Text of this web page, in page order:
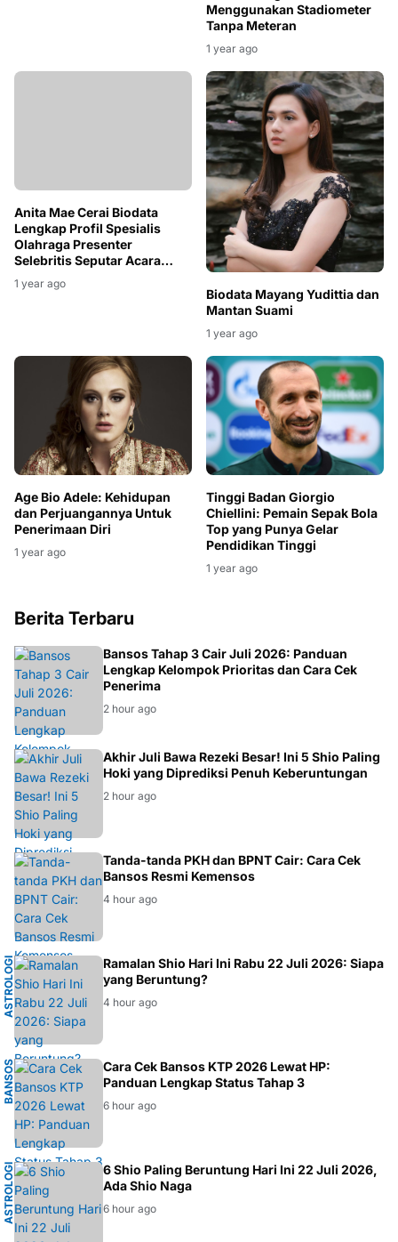
Menggunakan Stadiometer
Tanpa Meteran
1 year ago
Anita Mae Cerai Biodata
Lengkap Profil Spesialis
Olahraga Presenter
Selebritis Seputar Acara
Pembawa Artis
1 year ago
Biodata Mayang Yudittia dan
Mantan Suami
1 year ago
Age Bio Adele: Kehidupan
dan Perjuangannya Untuk
Penerimaan Diri
1 year ago
Tinggi Badan Giorgio
Chiellini: Pemain Sepak Bola
Top yang Punya Gelar
Pendidikan Tinggi
1 year ago
Berita Terbaru
BANSOS
Bansos Tahap 3 Cair Juli 2026: Panduan
Lengkap Kelompok Prioritas dan Cara Cek
Penerima
2 hour ago
ASTROLOGI
Akhir Juli Bawa Rezeki Besar! Ini 5 Shio Paling
Hoki yang Diprediksi Penuh Keberuntungan
2 hour ago
BANSOS
Tanda-tanda PKH dan BPNT Cair: Cara Cek
Bansos Resmi Kemensos
4 hour ago
A
S
T
R
O
L
O
G
I
T
I
O
N
G
H
OA
Ramalan Shio Hari Ini Rabu 22 Juli 2026: Siapa
yang Beruntung?
4 hour ago
B
A
NS
O
S
2
0
26
Cara Cek Bansos KTP 2026 Lewat HP:
Panduan Lengkap Status Tahap 3
6 hour ago
A
S
T
R
O
L
OG
I
T
I
O
N
G
K
OK
6 Shio Paling Beruntung Hari Ini 22 Juli 2026,
Ada Shio Naga
6 hour ago